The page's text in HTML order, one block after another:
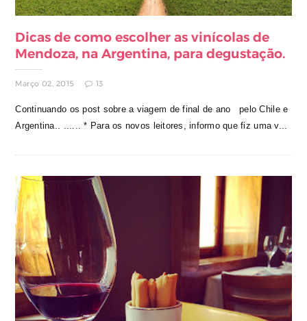
Dicas de como escolher as vinícolas de
Mendoza, na Argentina, para degustação.
Março 02, 2015 13
Continuando os post sobre a viagem de final de ano pelo Chile e
Argentina.. ...... * Para os novos leitores, informo que fiz uma v...